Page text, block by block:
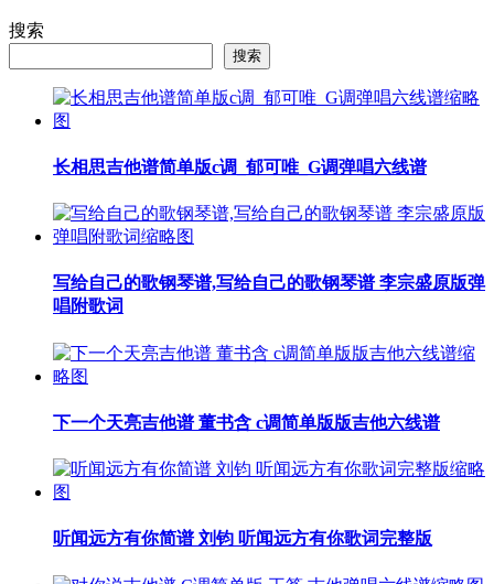
搜索
搜索
长相思吉他谱简单版c调_郁可唯_G调弹唱六线谱
写给自己的歌钢琴谱,写给自己的歌钢琴谱 李宗盛原版弹
唱附歌词
下一个天亮吉他谱 董书含 c调简单版版吉他六线谱
听闻远方有你简谱 刘钧 听闻远方有你歌词完整版